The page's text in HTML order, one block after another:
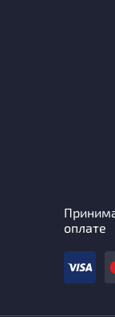
оплате